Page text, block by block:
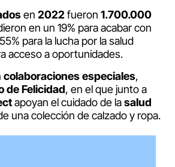
en 2022fueron 1.700.000
en un 19% para acabar con
para la lucha por la salud
acceso a oportunidades.
colaboracionesespeciales,
deFelicidad, en el que junto a
apoyan el cuidado de lasalud
una colección de calzado y ropa.